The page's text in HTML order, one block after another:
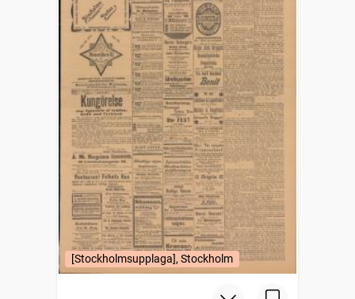
[Stockholmsupplaga], Stockholm